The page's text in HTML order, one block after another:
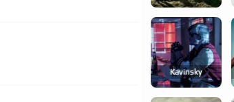
Kavinsky